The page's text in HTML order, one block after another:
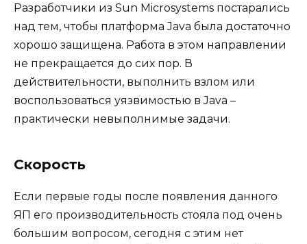
Разработчики из Sun Microsystems постарались
над тем, чтобы платформа Java была достаточно
хорошо защищена. Работа в этом направлении
не прекращается до сих пор. В
действительности, выполнить взлом или
воспользоваться уязвимостью в Java –
практически невыполнимые задачи.
Скорость
Если первые годы после появления данного
ЯП его производительность стояла под очень
большим вопросом, сегодня с этим нет